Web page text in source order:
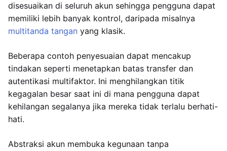
disesuaikan di seluruh akun sehingga pengguna dapat
memiliki lebih banyak kontrol, daripada misalnya
multitanda tangan yang klasik.
Beberapa contoh penyesuaian dapat mencakup
tindakan seperti menetapkan batas transfer dan
autentikasi multifaktor. Ini menghilangkan titik
kegagalan besar saat ini di mana pengguna dapat
kehilangan segalanya jika mereka tidak terlalu berhati-
hati.
Abstraksi akun membuka kegunaan tanpa